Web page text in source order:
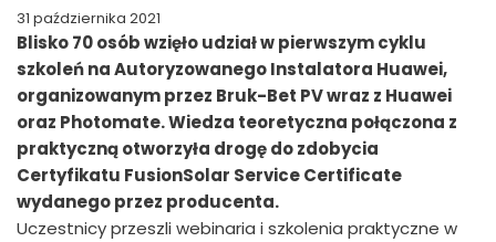
31 października 2021
Blisko 70 osób wzięło udział w pierwszym cyklu
szkoleń na Autoryzowanego Instalatora Huawei,
organizowanym przez Bruk-Bet PV wraz z Huawei
oraz Photomate. Wiedza teoretyczna połączona z
praktyczną otworzyła drogę do zdobycia
Certyfikatu FusionSolar Service Certificate
wydanego przez producenta.
Uczestnicy przeszli webinaria i szkolenia praktyczne w